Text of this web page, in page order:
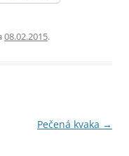
08.02.2015.
Pečená kvaka →